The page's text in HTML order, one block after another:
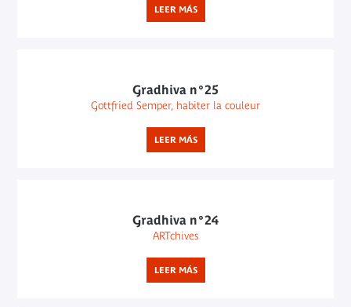
LEER MÁS
Gradhiva n°25
Gottfried Semper, habiter la couleur
LEER MÁS
Gradhiva n°24
ARTchives
LEER MÁS